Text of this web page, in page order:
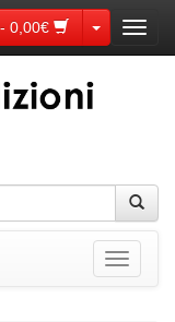
0,00€ Toggle
Toggle